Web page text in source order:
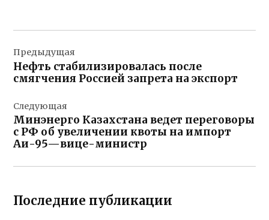
по
записям
Предыдущая
Нефть стабилизировалась после
смягчения Россией запрета на экспорт
Следующая
Минэнерго Казахстана ведет переговоры
с РФ об увеличении квоты на импорт
Аи-95—вице-министр
Последние публикации